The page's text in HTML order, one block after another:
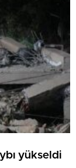
yükseldi